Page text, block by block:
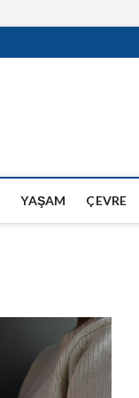
YAŞAM ÇEVRE